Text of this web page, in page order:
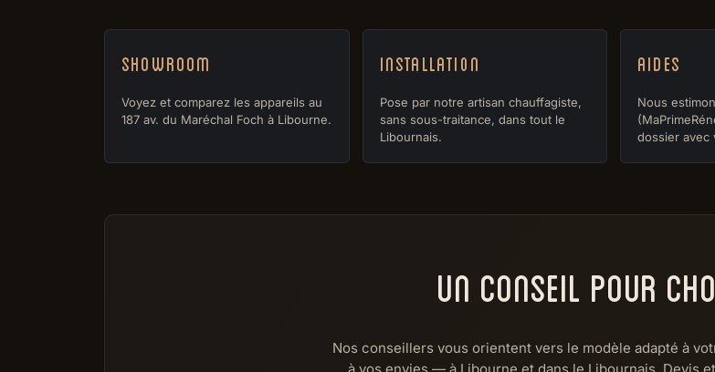
Showroom
Voyez et comparez les appareils au
187 av. du Maréchal Foch à Libourne.
Installation
Pose par notre artisan chauffagiste,
sans sous-traitance, dans tout le
Libournais.
Aides
Nous
dossier avec
UN CONSEIL POUR
Nos conseillers vous orientent vers le modèle adapté à